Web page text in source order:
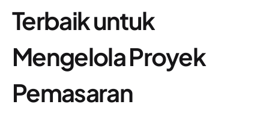
Terbaik untuk
Mengelola Proyek
Pemasaran